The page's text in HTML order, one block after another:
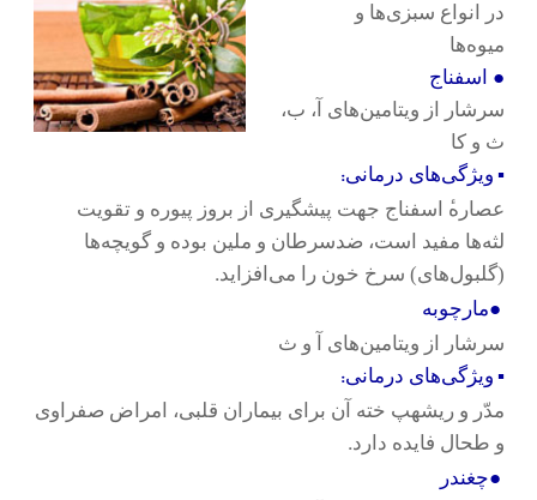
در انواع سبزی‌ها و
میوه‌ها
● اسفناج
سرشار از ویتامین‌های آ، ب،
ث و کا
▪ ویژگی‌های درمانی:
عصاره اسفناج جهت پیشگیری از بروز پیوره و تقویت
لثه‌ها مفید است، ضدسرطان و ملین بوده و گویچه‌ها
(گلبول‌های) سرخ خون را می‌افزاید.
●مارچوبه
سرشار از ویتامین‌های آ و ث
▪ ویژگی‌های درمانی:
مدّر و ریشهپ خته آن برای بیماران قلبی، امراض صفراوی
و طحال فایده دارد.
●چغندر